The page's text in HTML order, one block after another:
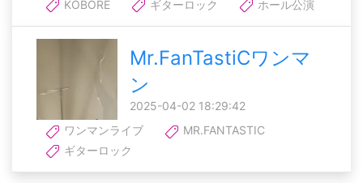
KOBORE ギターロック ホール公演
Mr.FanTastiCワンマ
ン
2025-04-02 18:29:42
ワンマンライブ
MR.FANTASTIC
ギターロック